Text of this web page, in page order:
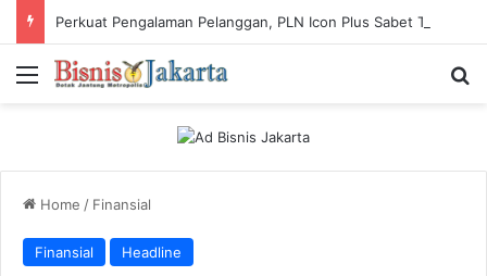
Menu
Home / Finansial
Finansial Headline